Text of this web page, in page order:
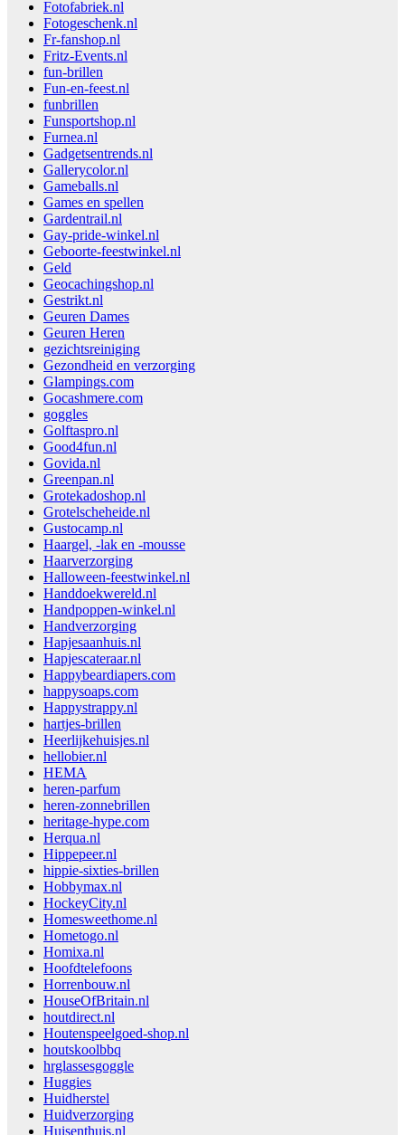
Fotofabriek.nl
Fotogeschenk.nl
Fr-fanshop.nl
Fritz-Events.nl
fun-brillen
Fun-en-feest.nl
funbrillen
Funsportshop.nl
Furnea.nl
Gadgetsentrends.nl
Gallerycolor.nl
Gameballs.nl
Games en spellen
Gardentrail.nl
Gay-pride-winkel.nl
Geboorte-feestwinkel.nl
Geld
Geocachingshop.nl
Gestrikt.nl
Geuren Dames
Geuren Heren
gezichtsreiniging
Gezondheid en verzorging
Glampings.com
Gocashmere.com
goggles
Golftaspro.nl
Good4fun.nl
Govida.nl
Greenpan.nl
Grotekadoshop.nl
Grotelscheheide.nl
Gustocamp.nl
Haargel, -lak en -mousse
Haarverzorging
Halloween-feestwinkel.nl
Handdoekwereld.nl
Handpoppen-winkel.nl
Handverzorging
Hapjesaanhuis.nl
Hapjescateraar.nl
Happybeardiapers.com
happysoaps.com
Happystrappy.nl
hartjes-brillen
Heerlijkehuisjes.nl
hellobier.nl
HEMA
heren-parfum
heren-zonnebrillen
heritage-hype.com
Herqua.nl
Hippepeer.nl
hippie-sixties-brillen
Hobbymax.nl
HockeyCity.nl
Homesweethome.nl
Hometogo.nl
Homixa.nl
Hoofdtelefoons
Horrenbouw.nl
HouseOfBritain.nl
houtdirect.nl
Houtenspeelgoed-shop.nl
houtskoolbbq
hrglassesgoggle
Huggies
Huidherstel
Huidverzorging
Huisenthuis.nl